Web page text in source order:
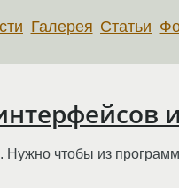
Галерея Статьи
Нужно чтобы из